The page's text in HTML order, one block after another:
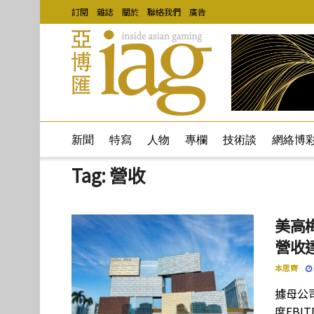
訂閱 雜誌 關於 聯絡我們 廣告
新聞 特寫 人物 專欄 技術談 網絡博
Tag:營收
美高
營收
本思齊
據母公